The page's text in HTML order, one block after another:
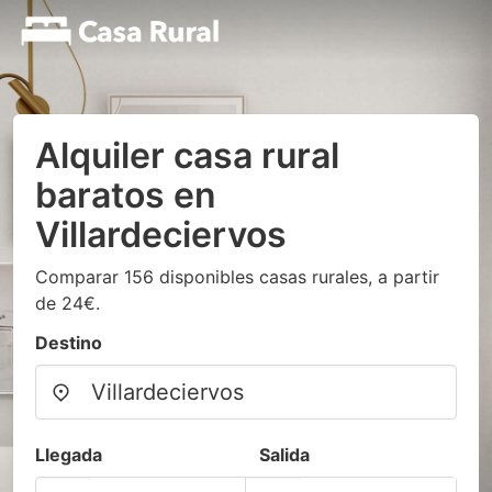
Alquiler casa rural
baratos en
Villardeciervos
Comparar 156 disponibles casas rurales, a partir
de 24€.
Destino
Llegada Salida